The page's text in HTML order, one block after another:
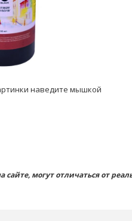
наведите мышкой
могут отличаться от